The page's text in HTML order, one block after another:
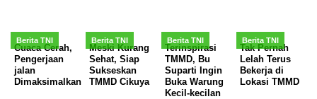
Berita TNI
Cuaca Cerah,
Pengerjaan
jalan
Dimaksimalkan
Berita TNI
Meski Kurang
Sehat, Siap
Sukseskan
TMMD Cikuya
Berita TNI
Terinspirasi
TMMD, Bu
Suparti Ingin
Buka Warung
Kecil-kecilan
Berita TNI
Tak Pernah
Lelah Terus
Bekerja di
Lokasi TMMD